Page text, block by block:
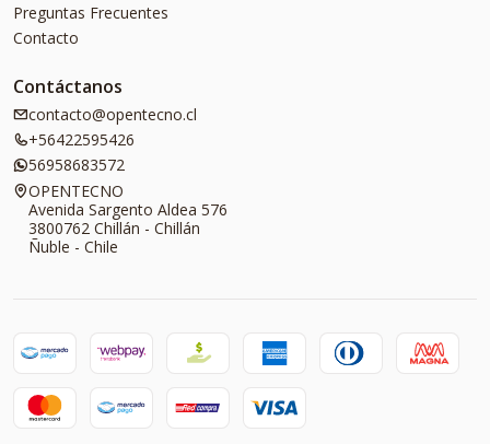
Preguntas Frecuentes
Contacto
Contáctanos
contacto@opentecno.cl
+56422595426
56958683572
OPENTECNO
Avenida Sargento Aldea 576
3800762 Chillán - Chillán
Ñuble - Chile